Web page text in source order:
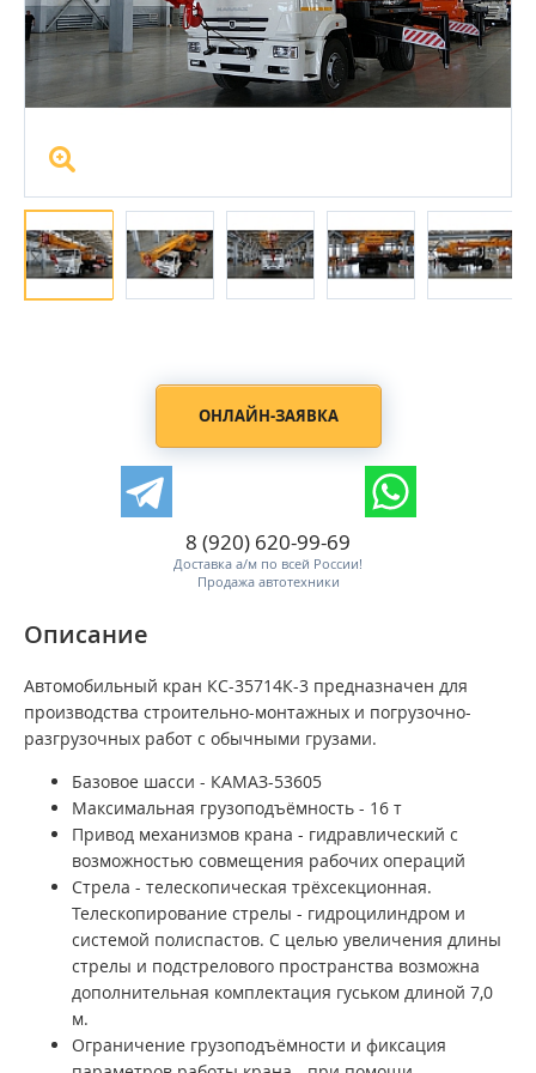
ОНЛАЙН-ЗАЯВКА
8 (920) 620-99-69
Доставка а/м по всей России!
Продажа автотехники
Описание
Автомобильный кран КС-35714К-3 предназначен для
производства строительно-монтажных и погрузочно-
разгрузочных работ с обычными грузами.
Базовое шасси - КАМАЗ-53605
Максимальная грузоподъёмность - 16 т
Привод механизмов крана - гидравлический с
возможностью совмещения рабочих операций
Стрела - телескопическая трёхсекционная.
Телескопирование стрелы - гидроцилиндром и
системой полиспастов. С целью увеличения длины
стрелы и подстрелового пространства возможна
дополнительная комплектация гуськом длиной 7,0
м.
Ограничение грузоподъёмности и фиксация